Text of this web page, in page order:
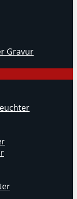
Gravur